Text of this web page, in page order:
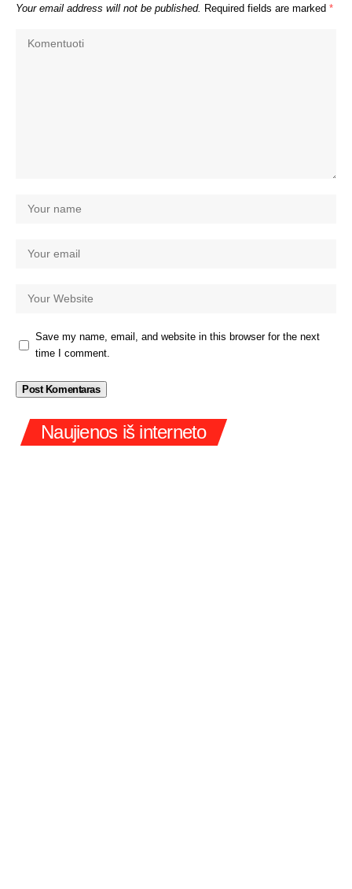
Your email address will not be published. Required fields are marked *
Save my name, email, and website in this browser for the next
time I comment.
Naujienos iš interneto